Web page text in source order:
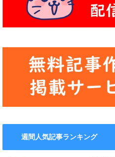
週間人気記事ランキング